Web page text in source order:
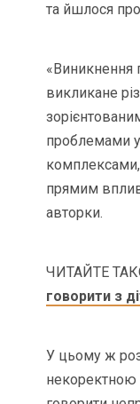
та йшлося
«Виникнення
викликане
проблемами у
прямим
авторки.
ЧИТАЙТЕ
говорити з
У цьому ж
некоректною